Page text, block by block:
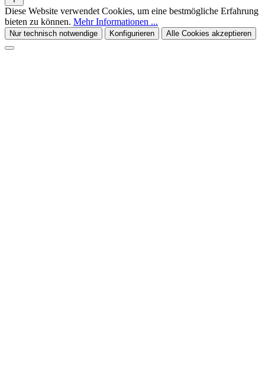
Diese Website verwendet Cookies, um eine bestmögliche Erfahrung
bieten zu können. Mehr Informationen ...
Nur technisch notwendige Konfigurieren Alle Cookies akzeptieren